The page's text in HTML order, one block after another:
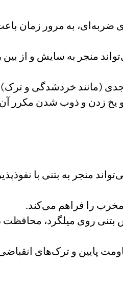
ضربه‌ای، به مرور زمان
منجر به سایش و از
جدی (مانند خردشدگی و
یخ زدن و ذوب شدن مکرر
منجر به بتنی با
روی میلگرد، محافظت
پایین و ترک‌های